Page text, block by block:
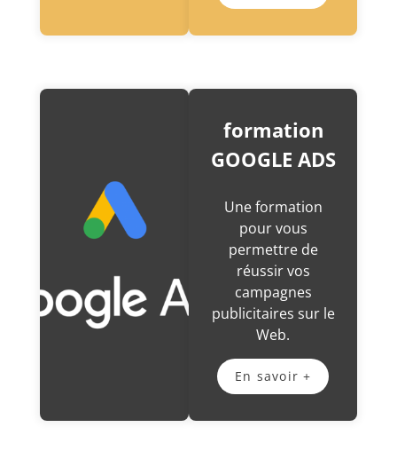
formation
GOOGLE ADS
Une formation
pour vous
permettre de
réussir vos
campagnes
publicitaires sur le
Web.
En savoir +